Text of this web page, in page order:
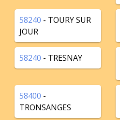
58240 - TOURY SUR
JOUR
58240 - TRESNAY
58400 -
TRONSANGES